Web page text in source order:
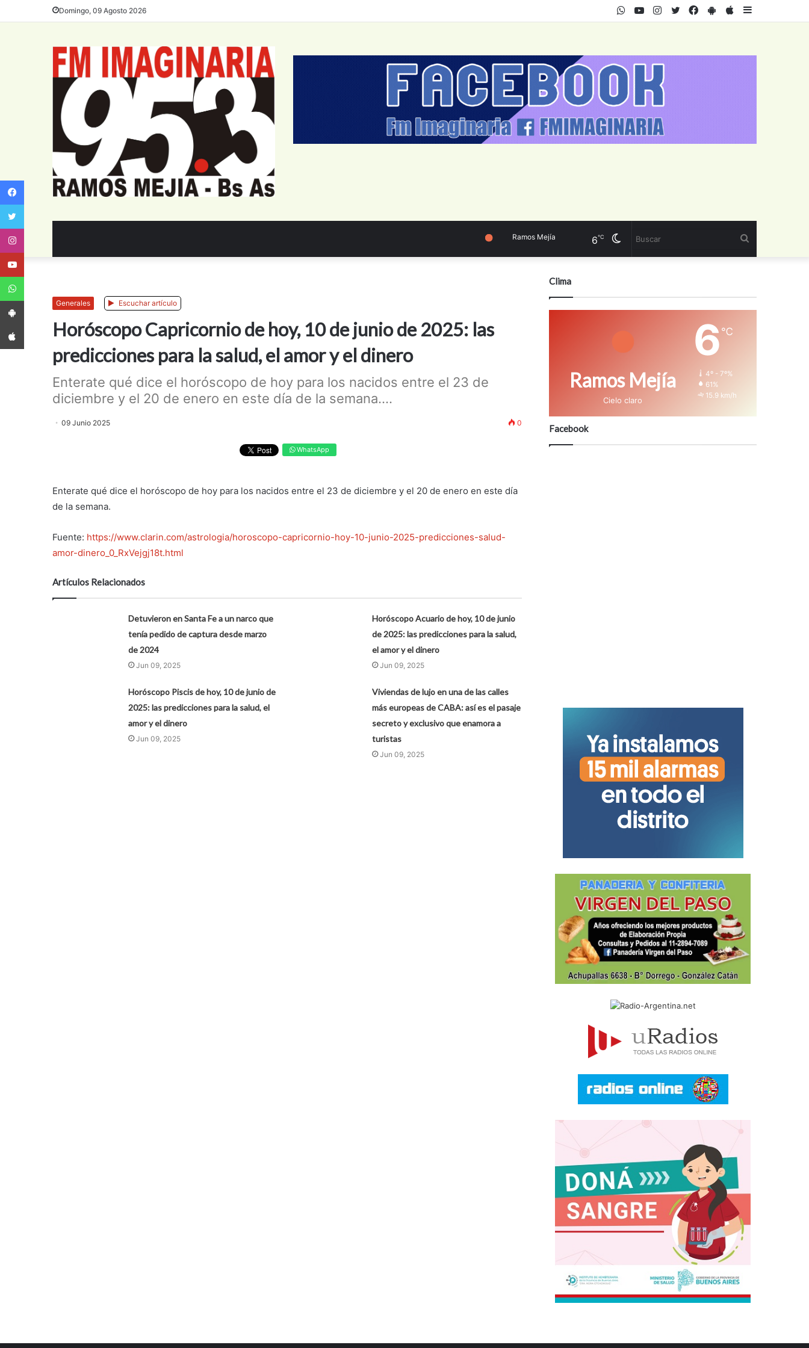
Domingo, 09 Agosto 2026 AppStore
PlayStore
Facebook
Twitter
Instagram
Youtube
WhatsApp
Cambiar
Ramos Mejía 6℃
Generales Escuchar artículo
Horóscopo Capricornio de hoy, 10 de junio de 2025: las
predicciones para la salud, el amor y el dinero
Enterate qué dice el horóscopo de hoy para los nacidos entre el 23 de
diciembre y el 20 de enero en este día de la semana....
09 Junio 2025 0
WhatsApp
Enterate qué dice el horóscopo de hoy para los nacidos entre el 23 de diciembre y el 20 de enero en este día
de la semana.
Fuente: https://www.clarin.com/astrologia/horoscopo-capricornio-hoy-10-junio-2025-predicciones-salud-
amor-dinero_0_RxVejgj18t.html
Artículos Relacionados
Detuvieron en Santa Fe a un narco que
tenía pedido de captura desde marzo
de 2024
Jun 09, 2025
Horóscopo Acuario de hoy, 10 de junio
de 2025: las predicciones para la salud,
el amor y el dinero
Jun 09, 2025
Horóscopo Piscis de hoy, 10 de junio de
2025: las predicciones para la salud, el
amor y el dinero
Jun 09, 2025
Viviendas de lujo en una de las calles
más europeas de CABA: así es el pasaje
secreto y exclusivo que enamora a
turistas
Jun 09, 2025
Clima
Ramos Mejía
Cielo claro
6 ℃
4º - 7º%
61%
15.9 km/h
Facebook
Facebook
App Android